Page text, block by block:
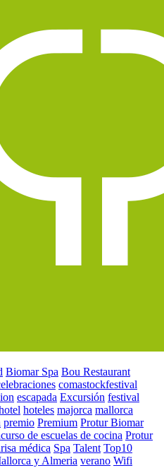
Biomar Spa Bou Restaurant
comastockfestival
escapada Excursión festival
hoteles majorca mallorca
premio Premium Protur Biomar
de escuelas de cocina Protur
médica Spa Talent Top10
y Almeria verano Wifi